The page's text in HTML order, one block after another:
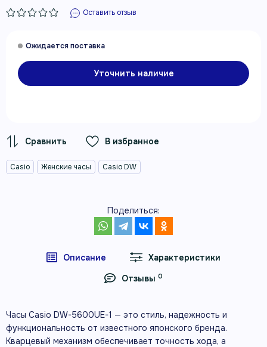
Оставить отзыв
Уточнить наличие
В избранное
Casio Женские часы Casio DW
Поделиться:
Описание
Характеристики
Отзывы 0
Часы Casio DW-5600UE-1 — это стиль, надежность и
функциональность от известного японского бренда.
Кварцевый механизм обеспечивает точность хода, а